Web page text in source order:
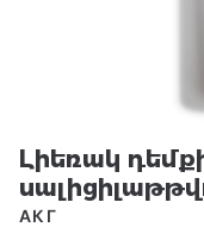
Լիեռակ
АКГ